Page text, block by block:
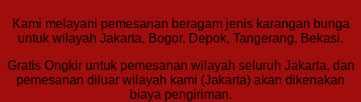
Kami melayani pemesanan beragam jenis karangan bunga
untuk wilayah Jakarta, Bogor, Depok, Tangerang, Bekasi.
Gratis Ongkir untuk pemesanan wilayah seluruh Jakarta, dan
pemesanan diluar wilayah kami (Jakarta) akan dikenakan
biaya pengiriman.